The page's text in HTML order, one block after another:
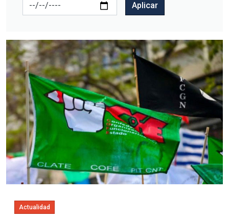
Aplicar
Imagen
Actualidad